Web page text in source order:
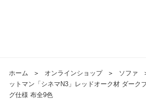
ホーム ＞ オンラインショップ ＞ ソファ
ットマン「シネマN3」レッドオーク材 ダーク
グ仕様 布全9色